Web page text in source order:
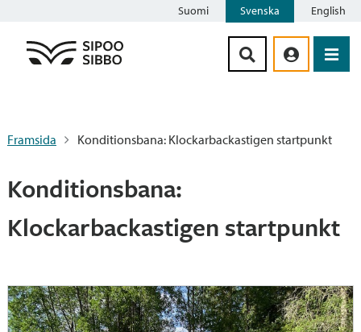
Suomi Svenska English
Framsida Konditionsbana: Klockarbackastigen startpunkt
Konditionsbana:
Klockarbackastigen startpunkt